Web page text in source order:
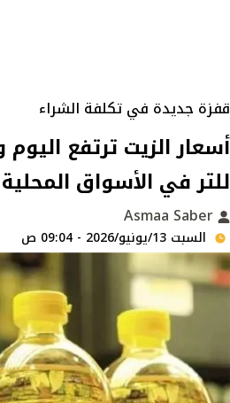
قفزة جديدة في تكلفة الشراء
للتر في الأسواق المحلية
السبت 13/يونيو/2026 - 09:04 ص